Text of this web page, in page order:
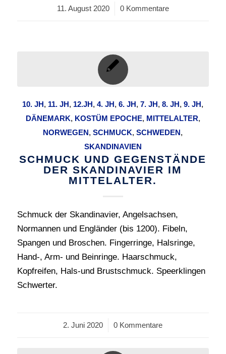
11. August 2020
/ 0 Kommentare
10. JH, 11. JH, 12.JH,4. JH,6. JH,7. JH,8. JH,9. JH,
DÄNEMARK, KOSTÜM EPOCHE, MITTELALTER,
NORWEGEN,SCHMUCK,SCHWEDEN,
SKANDINAVIEN
SCHMUCK UND GEGENSTÄNDE
DER SKANDINAVIER IM
MITTELALTER.
Schmuck der Skandinavier, Angelsachsen,
Normannen und Engländer (bis 1200). Fibeln,
Spangen und Broschen. Fingerringe, Halsringe,
Hand-, Arm- und Beinringe. Haarschmuck,
Kopfreifen, Hals-und Brustschmuck. Speerklingen
Schwerter.
2. Juni 2020
/ 0 Kommentare